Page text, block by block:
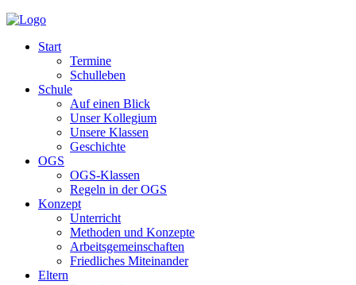
Start
Termine
Schulleben
Schule
Auf einen Blick
Unser Kollegium
Unsere Klassen
Geschichte
OGS
OGS-Klassen
Regeln in der OGS
Konzept
Unterricht
Methoden und Konzepte
Arbeitsgemeinschaften
Friedliches Miteinander
Eltern